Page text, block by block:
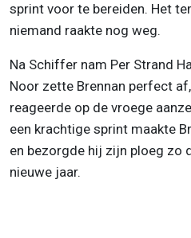
sprint voor te bereiden. Het
niemand raakte nog weg.
Na Schiffer nam Per Strand
Noor zette Brennan perfect
reageerde op de vroege
een krachtige sprint maakte
en bezorgde hij zijn ploeg zo
nieuwe jaar.